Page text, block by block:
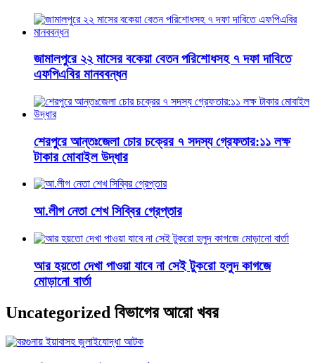
জামালপুরে ২২ মাসের বকেয়া বেতন পরিশোধসহ ৭ দফা দাবিতে
এফপিএবির মানববন্ধন
শেরপুরে আন্তঃজেলা চোর চক্রের ৭ সদস্য গ্রেফতার:১১ লক্ষ
টাকার মোবাইল উদ্ধার
আ.লীগ নেতা শেখ সিব্বির গ্রেপ্তার
আর হয়তো দেখা পাওয়া যাবে না সেই টুকরো হলুদ কাগজে
মোড়ানো বার্তা
Uncategorized বিভাগের আরো খবর